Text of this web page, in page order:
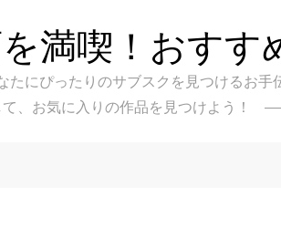
満喫！おすす
にぴったりのサブスクを見つけるお手
、お気に入りの作品を見つけよう！